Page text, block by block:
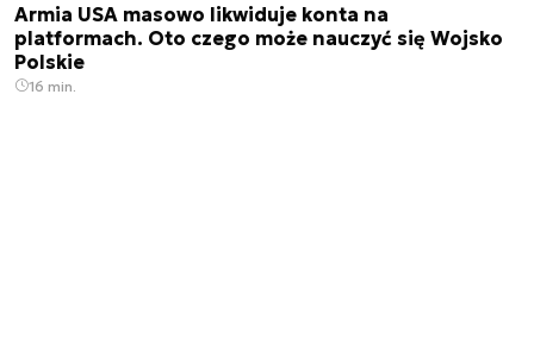
Armia USA masowo likwiduje konta na
platformach. Oto czego może nauczyć się Wojsko
Polskie
16 min.